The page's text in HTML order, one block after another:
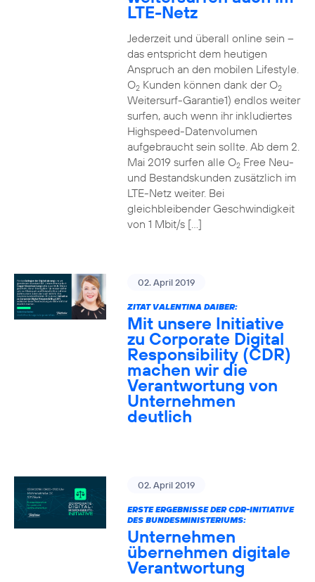
LTE-Netz
Jederzeit und überall online sein –
das entspricht dem heutigen
Anspruch an den mobilen Lifestyle.
O2Kunden können dank der O2
Weitersurf-Garantie1) endlos weiter
surfen, auch wenn ihr inkludiertes
Highspeed-Datenvolumen
aufgebraucht sein sollte. Ab dem 2.
Mai 2019 surfen alle O2Free Neu-
und Bestandskunden zusätzlich im
LTE-Netz weiter. Bei
gleichbleibender Geschwindigkeit
von 1 Mbit/s […]
02. April 2019
ZITAT VALENTINA DAIBER:
Mit unsere Initiative
zu Corporate Digital
Responsibility (CDR)
machen wir die
Verantwortung von
Unternehmen
deutlich
02. April 2019
ERSTE ERGEBNISSE DER CDR-INITIATIVE
DES BUNDESMINISTERIUMS:
Unternehmen
übernehmen digitale
Verantwortung